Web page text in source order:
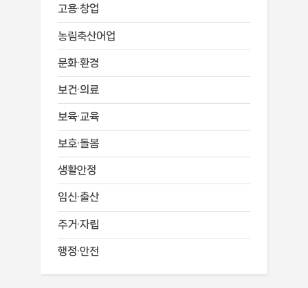
고용·창업
농림축산어업
문화·환경
보건·의료
보육·교육
보호·돌봄
생활안정
임신·출산
주거·자립
행정·안전